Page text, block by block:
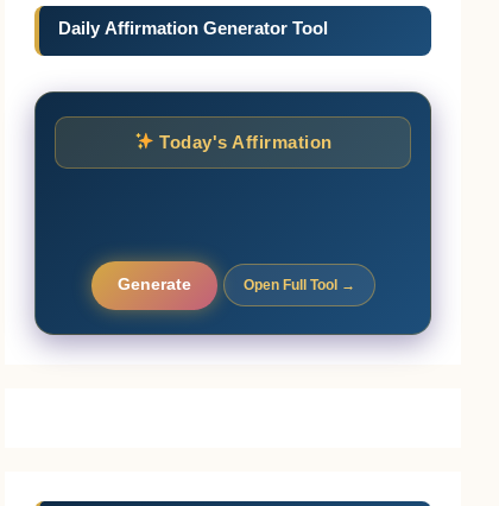
Daily Affirmation Generator Tool
Today's Affirmation
Generate Open Full Tool →